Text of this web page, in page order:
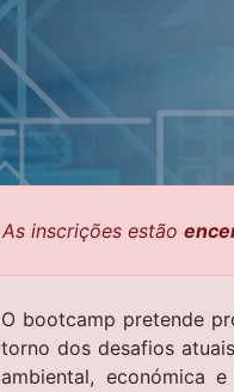
As inscrições estão
O bootcamp pretende
torno dos desafios
ambiental, económica